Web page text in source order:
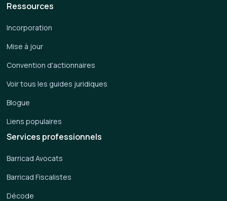
Services professionnels
Barricad Avocats
Barricad Fiscalistes
Décode
Ressources
Incorporation
Mise à jour
Convention d'actionnaires
Voir tous les guides juridiques
Blogue
Liens populaires